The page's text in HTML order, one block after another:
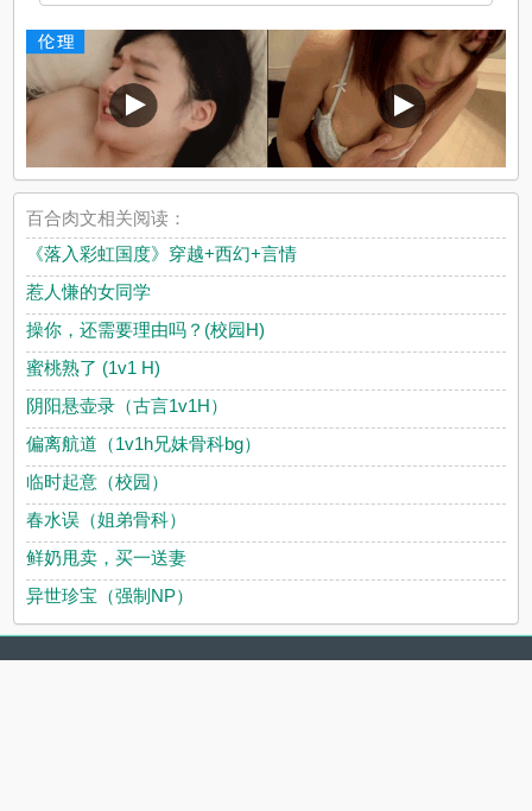
百合肉文相关阅读：
《落入彩虹国度》穿越+西幻+言情
惹人慊的女同学
操你，还需要理由吗？(校园H)
蜜桃熟了 (1v1 H)
阴阳悬壶录（古言1v1H）
偏离航道（1v1h兄妹骨科bg）
临时起意（校园）
春水误（姐弟骨科）
鲜奶甩卖，买一送妻
异世珍宝（强制NP）